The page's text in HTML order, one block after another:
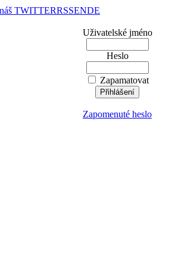
TWITTERRSSENDE
Uživatelské jméno
Heslo
Zapamatovat
Zapomenuté heslo